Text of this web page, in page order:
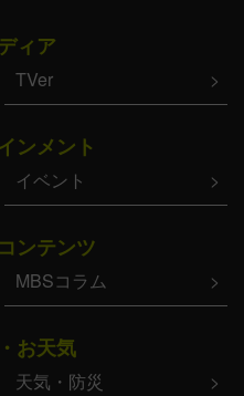
ィア
TVer
ンメント
イベント
ンテンツ
MBSコラム
お天気
天気・防災